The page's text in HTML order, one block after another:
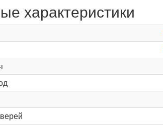
характеристики